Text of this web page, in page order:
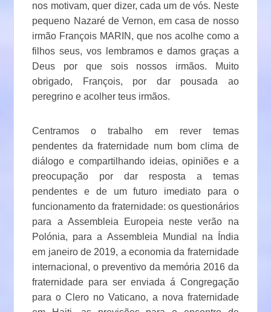
nos motivam, quer dizer, cada um de vós. Neste
pequeno Nazaré de Vernon, em casa de nosso
irmão François MARIN, que nos acolhe como a
filhos seus, vos lembramos e damos graças a
Deus por que sois nossos irmãos. Muito
obrigado, François, por dar pousada ao
peregrino e acolher teus irmãos.
Centramos o trabalho em rever temas
pendentes da fraternidade num bom clima de
diálogo e compartilhando ideias, opiniões e a
preocupação por dar resposta a temas
pendentes e de um futuro imediato para o
funcionamento da fraternidade: os questionários
para a Assembleia Europeia neste verão na
Polónia, para a Assembleia Mundial na Índia
em janeiro de 2019, a economia da fraternidade
internacional, o preventivo da memória 2016 da
fraternidade para ser enviada á Congregação
para o Clero no Vaticano, a nova fraternidade